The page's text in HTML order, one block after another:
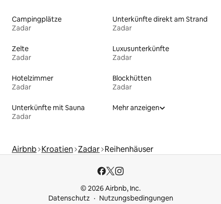
Campingplätze
Zadar
Unterkünfte direkt am Strand
Zadar
Zelte
Zadar
Luxusunterkünfte
Zadar
Hotelzimmer
Zadar
Blockhütten
Zadar
Unterkünfte mit Sauna
Zadar
Mehr anzeigen
Airbnb Kroatien Zadar Reihenhäuser
© 2026 Airbnb, Inc.
Datenschutz
Nutzungsbedingungen